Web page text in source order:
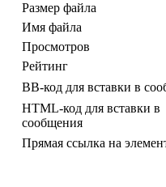
Размер файла
Имя файла
Просмотров
Рейтинг
BB-код для вставки в
HTML-код для вставки в
сообщения
Прямая ссылка на